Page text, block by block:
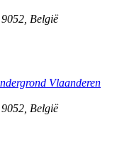
9052 België
Vlaanderen
9052 België